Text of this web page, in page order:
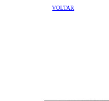
VOLTAR